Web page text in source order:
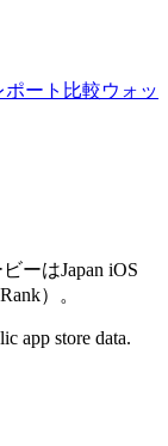
ート 比較ウォッ
ーはJapan iOS
）。
app store data.